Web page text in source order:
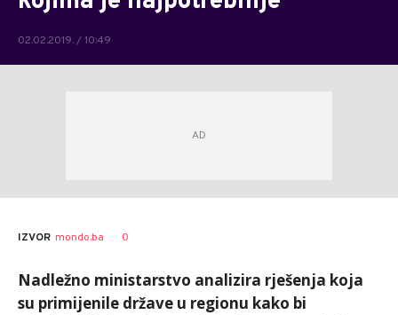
02.02.2019. / 10:49
AUTOR 1
IZVOR mondo.ba 0
Nadležno ministarstvo analizira rješenja koja
su primijenile države u regionu kako bi